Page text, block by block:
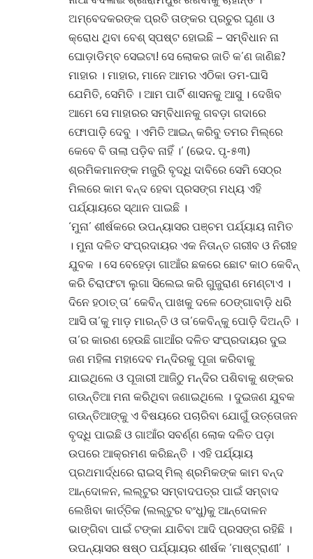
ଅମ୍ବେଦକରଙ୍କ ପ୍ରତି ତାଙ୍କର ପ୍ରଚୁର ଘୃଣା ଓ
କ୍ରୋଧ ଥିବା ବେଶ୍ ସ୍ପଷ୍ଟ ହୋଇଛି – ସମ୍ବିଧାନ ନା
ଘୋଡ଼ାଡିମ୍ବ ସେଇଟା! ସେ ଲୋକର ଜାତି କ’ଣ ଜାଣିଛ?
ମାହାର । ମାହାର, ମାନେ ଆମର ଏଠିକା ଡମ-ଘାସି
ଯେମିତି, ସେମିତି । ଆମ ପାର୍ଟି ଶାସନକୁ ଆସୁ । ଦେଖିବ
ଆମେ ସେ ମାହାରର ସମ୍ବିଧାନକୁ ଗବଡ଼ା ଗଦାରେ
ଫୋପାଡ଼ି ଦେବୁ । ଏମିତି ଆଇନ୍ କରିବୁ ତମର ମିଲ୍‌ରେ
କେବେ ବି ତାଲା ପଡ଼ିବ ନାହିଁ ।’ (ଭେଦ. ପୃ-୫୩)
ଶ୍ରମିକମାନଙ୍କ ମଜୁରି ବୃଦ୍ଧି ଦାବିରେ ସେମି ସେଠ୍‌ର
ମିଲରେ କାମ ବନ୍ଦ ହେବା ପ୍ରସଙ୍ଗ ମଧ୍ୟ ଏହି
ପର୍ଯ୍ୟାୟରେ ସ୍ଥାନ ପାଇଛି ।
‘ମୁନା’ ଶୀର୍ଷକରେ ଉପନ୍ୟାସର ପଞ୍ଚମ ପର୍ଯ୍ୟାୟ ନାମିତ
। ମୁନା ଦଳିତ ସଂପ୍ରଦାୟର ଏକ ନିତାନ୍ତ ଗରୀବ ଓ ନିରୀହ
ଯୁବକ । ସେ ବେହେଡ଼ା ଗାଆଁର ଛକରେ ଛୋଟ କାଠ କେବିନ୍
କରି ଚିରାଫଟା ଲୁଗା ସିଲେଇ କରି ଗୁଜୁରାଣ ମେଣ୍ଟାଏ ।
ଦିନେ ହଠାତ୍ ତା’ କେବିନ୍ ପାଖକୁ ଦଳେ ଠେଙ୍ଗାବାଡ଼ି ଧରି
ଆସି ତା’କୁ ମାଡ଼ ମାରନ୍ତି ଓ ତା’କେବିନ୍‌କୁ ପୋଡ଼ି ଦିଅନ୍ତି ।
ତା’ର କାରଣ ହେଉଛି ଗାଆଁର ଦଳିତ ସଂପ୍ରଦାୟର ଦୁଇ
ଜଣ ମହିଳା ମହାଦେବ ମନ୍ଦିରକୁ ପୂଜା କରିବାକୁ
ଯାଇଥିଲେ ଓ ପୂଜାରୀ ଆଜିଠୁ ମନ୍ଦିର ପଶିବାକୁ ଶଙ୍କର
ଗଉନ୍ତିଆ ମନା କରିଥିବା ଜଣାଇଥିଲେ । ଦୁଇଜଣ ଯୁବକ
ଗଉନ୍ତିଆଙ୍କୁ ଏ ବିଷୟରେ ପଚାରିବା ଯୋଗୁଁ ଉତ୍ତୋଜନ
ବୃଦ୍ଧି ପାଇଛି ଓ ଗାଆଁର ସବର୍ଣ୍ଣ ଲୋକ ଦଳିତ ପଡ଼ା
ଉପରେ ଆକ୍ରମଣ କରିଛନ୍ତି । ଏହି ପର୍ଯ୍ୟାୟ
ପ୍ରଥମାର୍ଦ୍ଧରେ ରାଇସ୍ ମିଲ୍ ଶ୍ରମିକଙ୍କ କାମ ବନ୍ଦ
ଆନ୍ଦୋଳନ, ଲଲ୍‌ଟୁର ସମ୍ବାଦପତ୍ର ପାଇଁ ସମ୍ବାଦ
ଲେଖିବା କାର୍ତ୍ତିକ (ଲଲ୍‌ଟୁର ବଂଧୁ)କୁ ଆନ୍ଦୋଳନ
ଭାଙ୍ଗିବା ପାଇଁ ଟଙ୍କା ଯାଚିବା ଆଦି ପ୍ରସଙ୍ଗ ରହିଛି ।
ଉପନ୍ୟାସର ଷଷ୍ଠ ପର୍ଯ୍ୟାୟର ଶୀର୍ଷକ ‘ମାଷ୍ଟ୍ରାଣୀ’ ।